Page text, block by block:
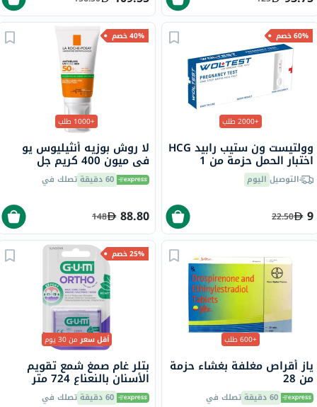
60% خصم
+2000 طلب
وولتيست ون ستيب رابيد HCG
اختبار الحمل حزمة من 1
التوصيل اليوم
9
22.50
40% خصم
+1000 طلب
لا روش بوزيه أنثيليوس يو
في ميون 400 كريم جل
للتحكم بالزيوت بعامل حماية
من الشمس 50+ 50 مل
60 دقيقة تصلك في
88.80
148
+600 طلب
ياز أقراص مغلفة بغشاء حزمة
من 28
60 دقيقة تصلك في
25% خصم
أقل سعرمن 30 يوم
بتلر غام صمغ شمع تقويم
الأسنان بالنعناع 724 متر
60 دقيقة تصلك في